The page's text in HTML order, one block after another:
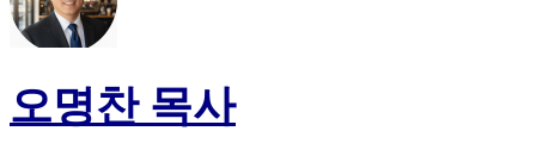
오명찬 목사